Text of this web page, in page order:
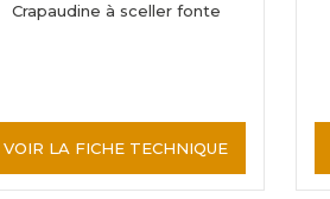
Crapaudine à sceller fonte
VOIR LA FICHE TECHNIQUE